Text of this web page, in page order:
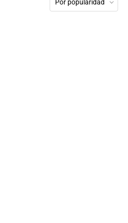
Por popularidad